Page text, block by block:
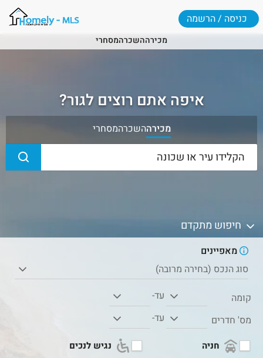
מכירההשכרהמסחרי
כניסה / הרשמה
איפה אתם רוצים לגור?
מכירההשכרהמסחרי
חיפוש מתקדם
מאפיינים
סוג הנכס (בחירה מרובה)
קומה
עד-
מס' חדרים
עד-
חניה
נגיש לנכים